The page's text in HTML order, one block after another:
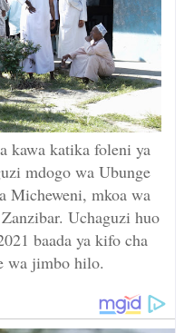
kawa katika foleni ya
mdogo wa Ubunge
Micheweni, mkoa wa
Uchaguzi huo
baada ya kifo cha
wa jimbo hilo.